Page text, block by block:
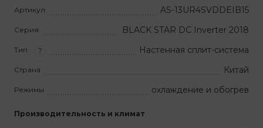
Артикул AS-13UR4SVDDEIB15
Серия BLACK STAR DC Inverter 2018
Тип ? Настенная сплит-система
Страна Китай
Режимы охлаждение и обогрев
Производительность и климат